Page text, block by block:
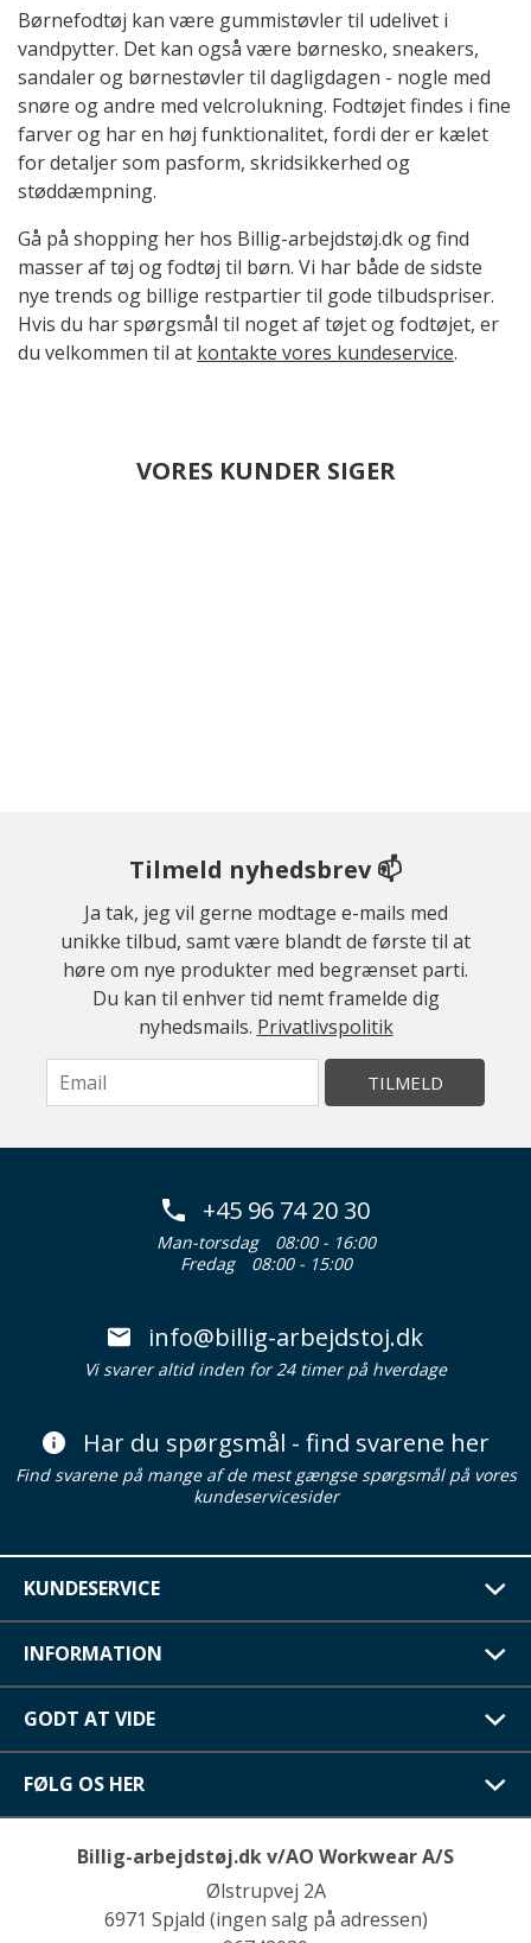
Børnefodtøj kan være gummistøvler til udelivet i
vandpytter. Det kan også være børnesko, sneakers,
sandaler og børnestøvler til dagligdagen - nogle med
snøre og andre med velcrolukning. Fodtøjet findes i fine
farver og har en høj funktionalitet, fordi der er kælet
for detaljer som pasform, skridsikkerhed og
støddæmpning.
Gå på shopping her hos Billig-arbejdstøj.dk og find
masser af tøj og fodtøj til børn. Vi har både de sidste
nye trends og billige restpartier til gode tilbudspriser.
Hvis du har spørgsmål til noget af tøjet og fodtøjet, er
du velkommen til at kontakte vores kundeservice.
VORES KUNDER SIGER
Tilmeld nyhedsbrev 📫
Ja tak, jeg vil gerne modtage e-mails med
unikke tilbud, samt være blandt de første til at
høre om nye produkter med begrænset parti.
Du kan til enhver tid nemt framelde dig
nyhedsmails. Privatlivspolitik
TILMELD
+45 96 74 20 30
Man-torsdag
08:00 - 16:00
Fredag
08:00 - 15:00
info@billig-arbejdstoj.dk
Vi svarer altid inden for 24 timer på hverdage
Har du spørgsmål - find svarene her
Find svarene på mange af de mest gængse spørgsmål på vores
kundeservicesider
KUNDESERVICE
INFORMATION
GODT AT VIDE
FØLG OS HER
Billig-arbejdstøj.dk v/AO Workwear A/S
Ølstrupvej 2A
6971 Spjald (ingen salg på adressen)